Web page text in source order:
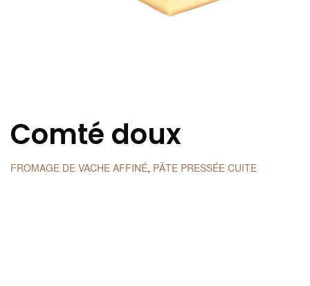
Comté doux
FROMAGE DE VACHE AFFINÉ, PÂTE PRESSÉE CUITE